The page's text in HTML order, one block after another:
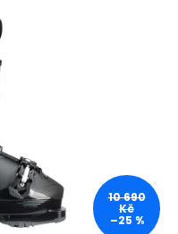
10 690
Kč
–25 %